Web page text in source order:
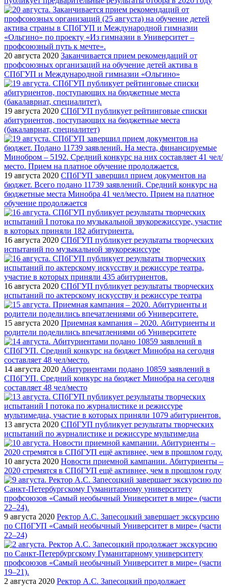
20 августа 2020 Заканчивается прием рекомендаций от
профсоюзных организаций на обучение детей актива в
СПбГУП и Международной гимназии «Ольгино»
19 августа 2020 СПбГУП публикует рейтинговые списки
абитуриентов, поступающих на бюджетные места
(бакалавриат, специалитет)
19 августа 2020 СПбГУП завершил прием документов на
бюджет. Всего подано 11739 заявлений. Средний конкурс на
бюджетные места Минобра 41 чел/место. Прием на платное
обучение продолжается
16 августа 2020 СПбГУП публикует результаты творческих
испытаний по музыкальной звукорежиссуре
16 августа 2020 СПбГУП публикует результаты творческих
испытаний по актерскому искусству и режиссуре театра
15 августа 2020 Приемная кампания – 2020. Абитуриенты и
родители поделились впечатлениями об Университете
14 августа 2020 Абитуриентами подано 10859 заявлений в
СПбГУП. Средний конкурс на бюджет Минобра на сегодня
составляет 48 чел/место
13 августа 2020 СПбГУП публикует результаты творческих
испытаний по журналистике и режиссуре мультимедиа
10 августа 2020 Новости приемной кампании. Абитуриенты –
2020 стремятся в СПбГУП ещё активнее, чем в прошлом году
9 августа 2020 Ректор А.С. Запесоцкий завершает экскурсию
по СПбГУП «Самый необычный Университет в мире» (части
22–24)
2 августа 2020 Ректор А.С. Запесоцкий продолжает